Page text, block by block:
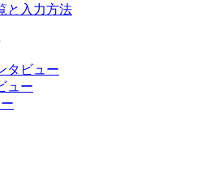
と入力方法
タビュー
ュー